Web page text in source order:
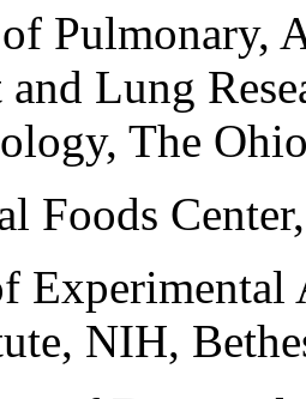
Pulmonary,
and Lung
The
Foods
Experimental
NIH,